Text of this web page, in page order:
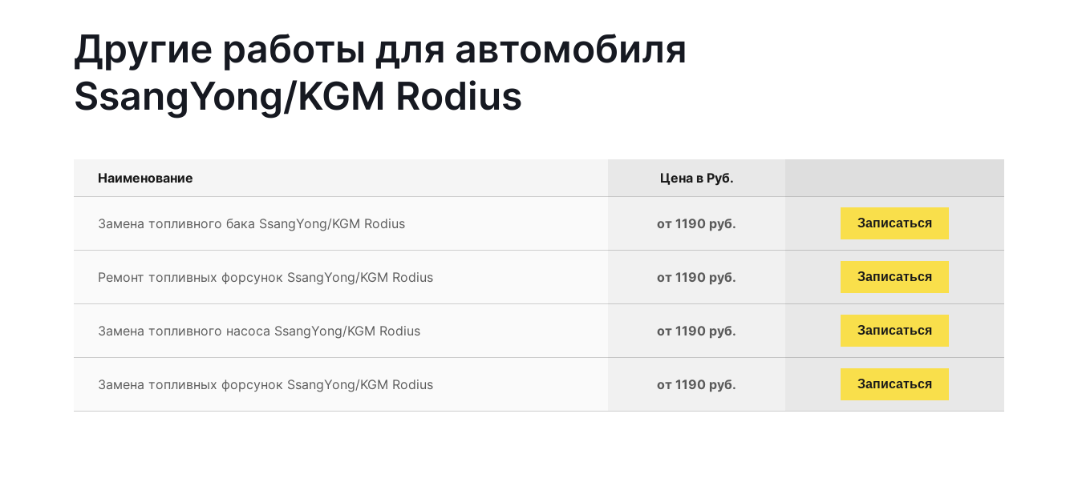
Другие работы для автомобиля
SsangYong/KGM Rodius
Наименование Цена в Руб.
Замена топливного бака SsangYong/KGM Rodius от 1190 руб. Записаться
Ремонт топливных форсунок SsangYong/KGM Rodius от 1190 руб. Записаться
Замена топливного насоса SsangYong/KGM Rodius от 1190 руб. Записаться
Замена топливных форсунок SsangYong/KGM Rodius от 1190 руб. Записаться